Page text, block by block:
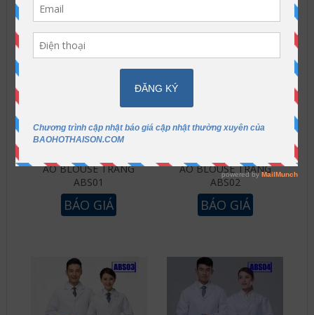
ÁO BLOUSE TRẮNG
ABS01
BÁO GIÁ
ÁO BLOUSE TRẮNG
ABS02
BÁO GIÁ